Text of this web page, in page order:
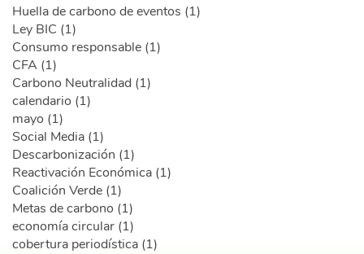
Huella de carbono de eventos (1)
Ley BIC (1)
Consumo responsable (1)
CFA (1)
Carbono Neutralidad (1)
calendario (1)
mayo (1)
Social Media (1)
Descarbonización (1)
Reactivación Económica (1)
Coalición Verde (1)
Metas de carbono (1)
economía circular (1)
cobertura periodística (1)